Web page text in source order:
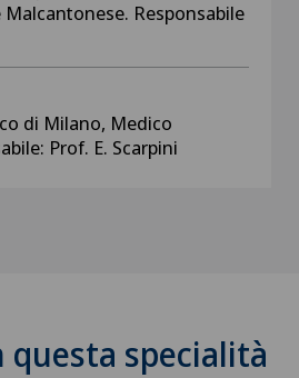
Responsabile
di Milano, Medico
Prof. E. Scarpini
specialità